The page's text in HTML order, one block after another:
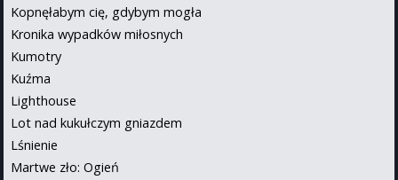
Kopnęłabym cię, gdybym mogła
Kronika wypadków miłosnych
Kumotry
Kuźma
Lighthouse
Lot nad kukułczym gniazdem
Lśnienie
Martwe zło: Ogień